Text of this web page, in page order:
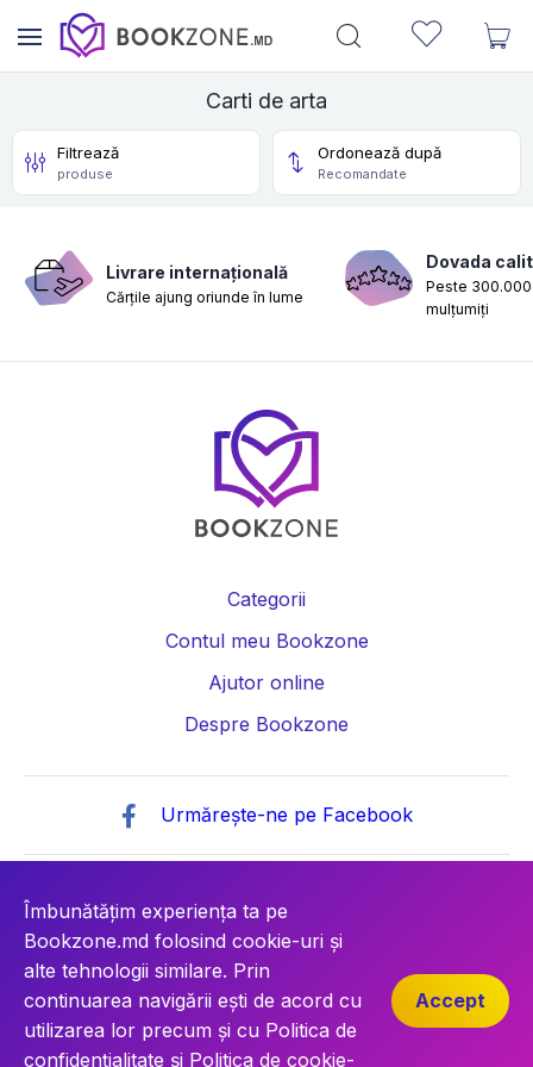
Carti de arta
Filtrează
produse
Ordonează după
Recomandate
Livrare internațională
Cărțile ajung oriunde în lume
Dovada
Peste
mulțumiți
Categorii
Contul meu Bookzone
Ajutor online
Despre Bookzone
Urmărește-ne pe Facebook
IDNO: 1021600042976
Îmbunătățim experiența ta pe
Bookzone.md folosind cookie-uri și
alte tehnologii similare. Prin
continuarea navigării ești de acord cu
utilizarea lor precum și cu Politica de
confidențialitate și Politica de cookie-
Accept